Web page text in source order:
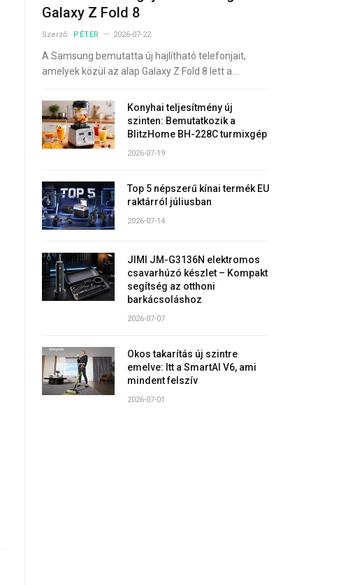
Galaxy Z Fold 8
Szerző: PÉTER 2026-07-22
A Samsung bemutatta új hajlítható telefonjait,
amelyek közül az alap Galaxy Z Fold 8 lett a…
Konyhai teljesítmény új
szinten: Bemutatkozik a
BlitzHome BH-228C turmixgép
2026-07-19
Top 5 népszerű kínai termék EU
raktárról júliusban
2026-07-14
JIMI JM-G3136N elektromos
csavarhúzó készlet – Kompakt
segítség az otthoni
barkácsoláshoz
2026-07-07
Okos takarítás új szintre
emelve: Itt a SmartAI V6, ami
mindent felszív
2026-07-01